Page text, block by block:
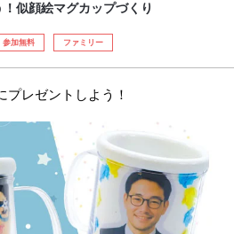
似顔絵マグカップづくり
参加無料 ファミリー
プレゼントしよう！